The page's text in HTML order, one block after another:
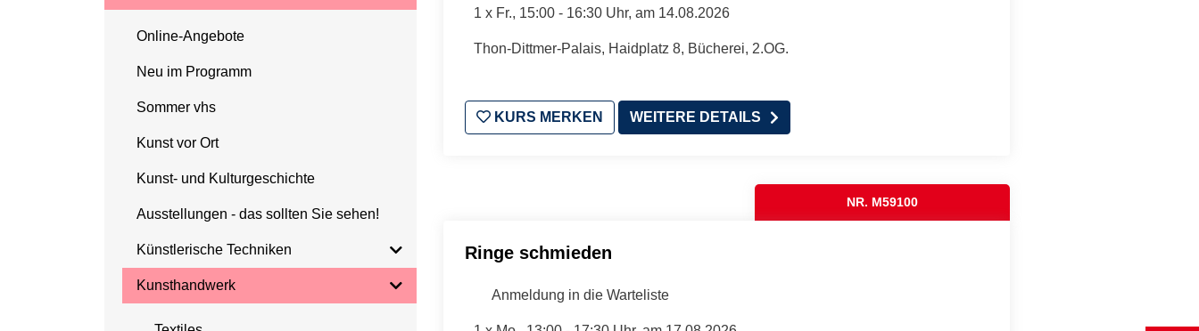
Online-Angebote
Neu im Programm
Sommer vhs
Kunst vor Ort
Kunst- und Kulturgeschichte
Ausstellungen - das sollten Sie sehen!
Künstlerische Techniken
Kunsthandwerk
1 x Fr., 15:00 - 16:30 Uhr, am 14.08.2026
Thon-Dittmer-Palais, Haidplatz 8, Bücherei, 2.OG.
KURS MERKEN WEITERE DETAILS
NR. M59100
Ringe schmieden
Anmeldung in die Warteliste